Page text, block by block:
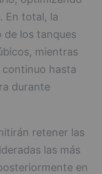
En total, la
de los tanques
mientras
hasta
durante
retener las
las más
en